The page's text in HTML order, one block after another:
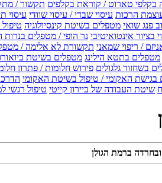
בקלפי טארוט / קוראת בקלפים תקשור /
הרכות עיסוי שבדי / עיסוי שוודי עיסוי
פנג שואי מטפלים בשיטת קינסיולוגיה
בציור אינטואיטיבי נר הופי / מטפלים בנרות
/ ריפוי שמאני תקשורת לא אלימה /
מטפלים בתטא הילינג מטפלים בשיטת
בשחזור גלגולים פירוש חלומות / פתרון
בגישת האקומי / טיפול בשיטת האקומי
שיטת העבודה של ביירון קייטי טיפול רגשי
ברמת הגולן